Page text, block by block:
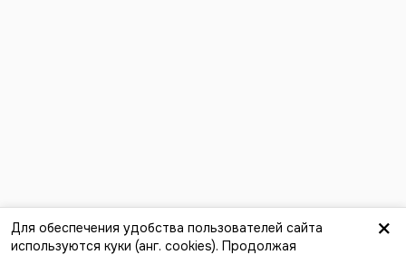
×
Для обеспечения удобства пользователей сайта
используются куки (анг. сookies). Продолжая